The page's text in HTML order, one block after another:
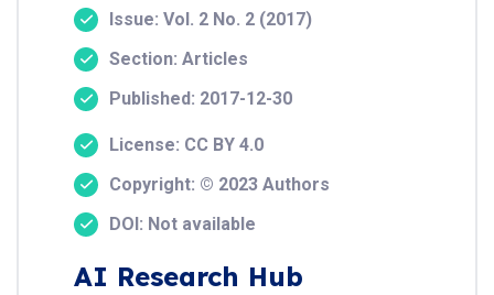
Issue: Vol. 2 No. 2 (2017)
Section: Articles
Published: 2017-12-30
License: CC BY 4.0
Copyright: © 2023 Authors
DOI: Not available
AI Research Hub